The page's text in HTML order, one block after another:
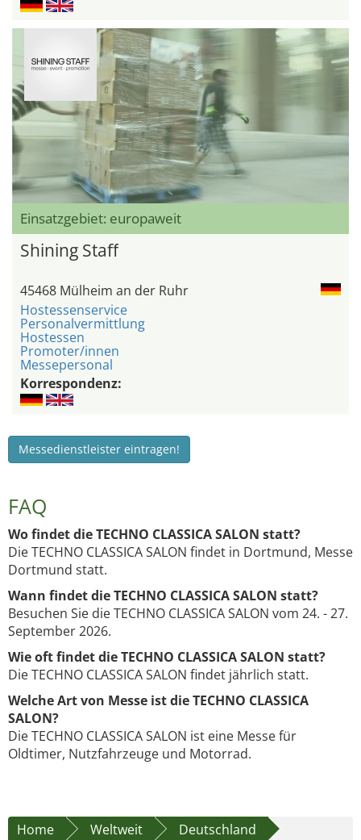
Einsatzgebiet: europaweit
Shining Staff
45468 Mülheim an der Ruhr
Hostessenservice
Personalvermittlung
Hostessen
Promoter/innen
Messepersonal
Korrespondenz:
Messedienstleister eintragen!
FAQ
Wo findet die TECHNO CLASSICA SALON statt?
Die TECHNO CLASSICA SALON findet in Dortmund, Messe
Dortmund statt.
Wann findet die TECHNO CLASSICA SALON statt?
Besuchen Sie die TECHNO CLASSICA SALON vom 24. - 27.
September 2026.
Wie oft findet die TECHNO CLASSICA SALON statt?
Die TECHNO CLASSICA SALON findet jährlich statt.
Welche Art von Messe ist die TECHNO CLASSICA
SALON?
Die TECHNO CLASSICA SALON ist eine Messe für
Oldtimer, Nutzfahrzeuge und Motorrad.
Home Weltweit
Deutschland